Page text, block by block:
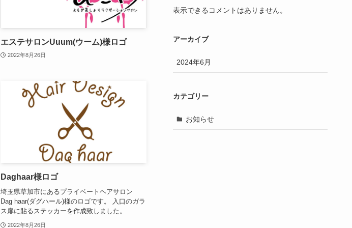
エステサロンUuum(ウーム)様ロゴ
2022年8月26日
Daghaar様ロゴ
埼玉県草加市にあるプライベートヘアサロン
Dag haar(ダグハール)様のロゴです。 入口のガラ
ス扉に貼るステッカーを作成致しました。
2022年8月26日
表示できるコメントはありません。
アーカイブ
2024年6月
カテゴリー
お知らせ